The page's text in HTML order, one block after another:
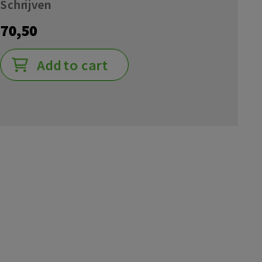
Schrijven
70,50
Add to cart